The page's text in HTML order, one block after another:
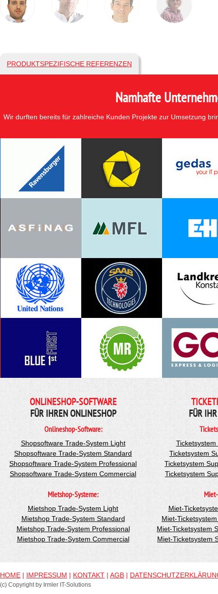
PRODUKTSPEZIFISCHE REFERENZEN
Namhafte
Wir durften bereits für zahlreiche Kunden Projekte zur Umsetzung
ONLINESHOP-SOFTWARE
FÜR IHREN ONLINESHOP
Onlineshop-Software:
Shopsoftware Trade-System Light
Shopsoftware Trade-System Standard
Shopsoftware Trade-System Professional
Shopsoftware Trade-System Commercial
Mietshop-Systeme:
Mietshop Trade-System Light
Mietshop Trade-System Standard
Mietshop Trade-System Professional
Mietshop Trade-System Commercial
FÜR
Ticketsystem
Ticketsystem
Ticketsystem
Miet-
Miet-
Miet-Ticketsystem
Miet-Ticketsystem
HOME | IMPRESSUM | KONTAKT | AGB |
(c) Copyright by Irmler IT-Solutions